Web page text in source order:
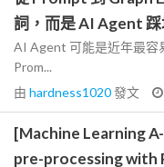
詞，而是 AI Agent
AI Agent 可能是近年最容
Prom...
由 hardness1020發文
[Machine Learning
pre-processing with